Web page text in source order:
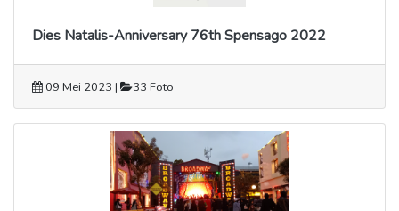
Dies Natalis-Anniversary 76th Spensago 2022
09 Mei 2023 | 33 Foto